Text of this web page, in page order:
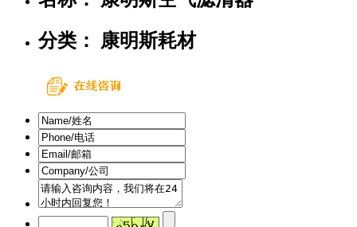
分类： 康明斯耗材